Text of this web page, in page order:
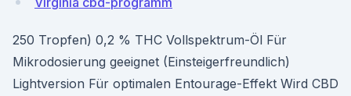
250 Tropfen) 0,2 % THC Vollspektrum-Öl Für
Mikrodosierung geeignet (Einsteigerfreundlich)
Lightversion Für optimalen Entourage-Effekt Wird CBD